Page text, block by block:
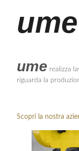
ume
ume realizza
riguarda la
Scopri la nostra